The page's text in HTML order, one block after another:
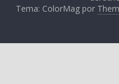
Tema: ColorMag por